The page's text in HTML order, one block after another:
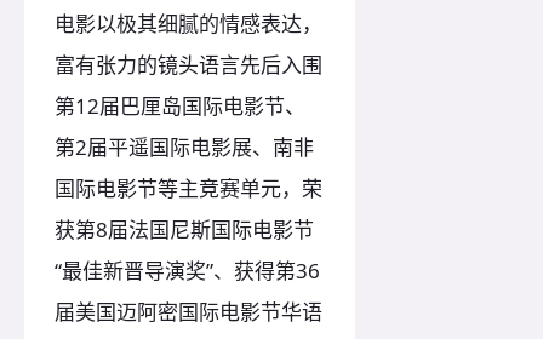
电影以极其细腻的情感表达，
富有张力的镜头语言先后入围
第12届巴厘岛国际电影节、
第2届平遥国际电影展、南非
国际电影节等主竞赛单元，荣
获第8届法国尼斯国际电影节
“最佳新晋导演奖”、获得第36
届美国迈阿密国际电影节华语